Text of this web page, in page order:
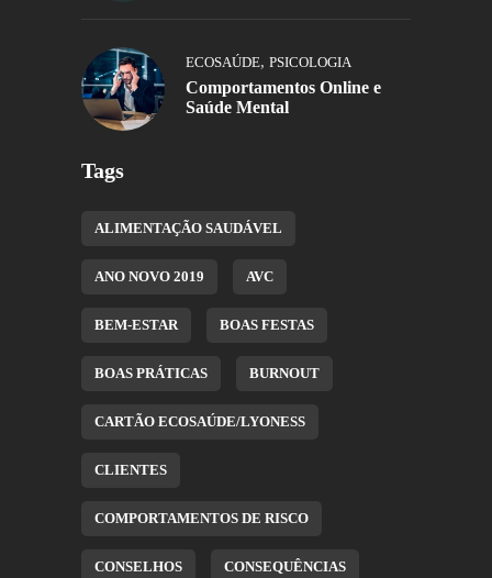
ECOSAÚDE, PSICOLOGIA
Comportamentos Online e
Saúde Mental
Tags
ALIMENTAÇÃO SAUDÁVEL
ANO NOVO 2019 AVC
BEM-ESTAR BOAS FESTAS
BOAS PRÁTICAS BURNOUT
CARTÃO ECOSAÚDE/LYONESS
CLIENTES
COMPORTAMENTOS DE RISCO
CONSELHOS CONSEQUÊNCIAS